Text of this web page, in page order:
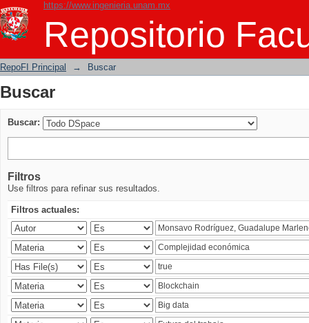
https://www.ingenieria.unam.mx
Repositorio
Buscar
RepoFI Principal → Buscar
Buscar
Buscar:
Filtros
Use filtros para refinar sus resultados.
Filtros actuales: